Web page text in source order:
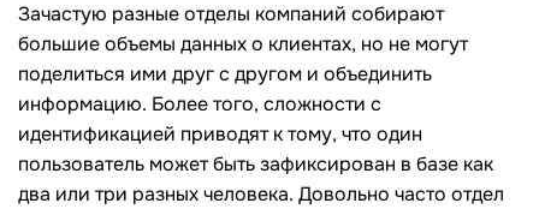
Зачастую разные отделы компаний собирают
большие объемы данных о клиентах, но не могут
поделиться ими друг с другом и объединить
информацию. Более того, сложности с
идентификацией приводят к тому, что один
пользователь может быть зафиксирован в базе как
два или три разных человека. Довольно часто отдел